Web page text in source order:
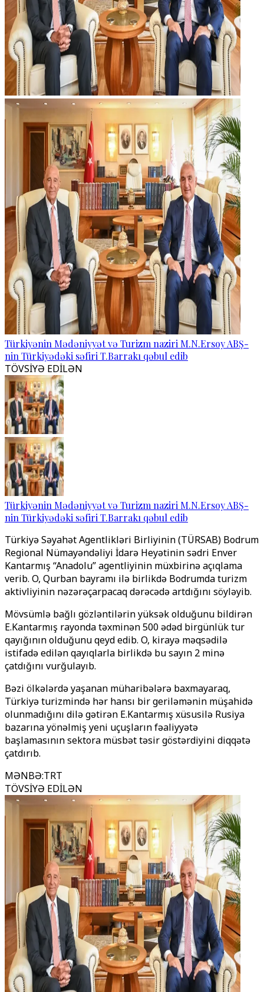
Türkiyənin Mədəniyyət və Turizm naziri M.N.Ersoy ABŞ-
nin Türkiyədəki səfiri T.Barrakı qəbul edib
TÖVSİYƏ EDİLƏN
Türkiyənin Mədəniyyət və Turizm naziri M.N.Ersoy ABŞ-
nin Türkiyədəki səfiri T.Barrakı qəbul edib
Türkiyə Səyahət Agentlikləri Birliyinin (TÜRSAB) Bodrum
Regional Nümayəndəliyi İdarə Heyətinin sədri Enver
Kantarmış “Anadolu” agentliyinin müxbirinə açıqlama
verib. O, Qurban bayramı ilə birlikdə Bodrumda turizm
aktivliyinin nəzərəçarpacaq dərəcədə artdığını söyləyib.
Mövsümlə bağlı gözləntilərin yüksək olduğunu bildirən
E.Kantarmış rayonda təxminən 500 ədəd birgünlük tur
qayığının olduğunu qeyd edib. O, kirayə məqsədilə
istifadə edilən qayıqlarla birlikdə bu sayın 2 minə
çatdığını vurğulayıb.
Bəzi ölkələrdə yaşanan müharibələrə baxmayaraq,
Türkiyə turizmində hər hansı bir geriləmənin müşahidə
olunmadığını dilə gətirən E.Kantarmış xüsusilə Rusiya
bazarına yönəlmiş yeni uçuşların fəaliyyətə
başlamasının sektora müsbət təsir göstərdiyini diqqətə
çatdırıb.
MƏNBƏ:TRT
TÖVSİYƏ EDİLƏN